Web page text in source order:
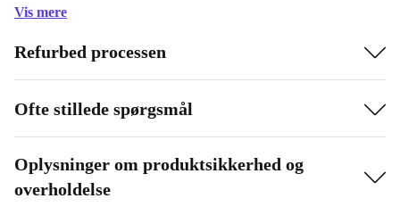
Vis mere
Refurbed processen
Ofte stillede spørgsmål
Oplysninger om produktsikkerhed og
overholdelse